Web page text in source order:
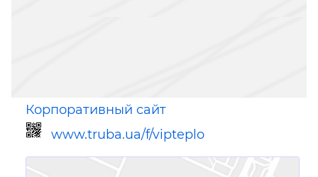
Корпоративный сайт
www.truba.ua/f/vipteplo